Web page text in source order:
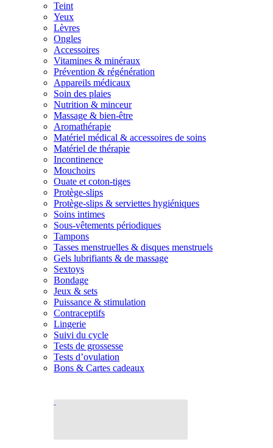
Teint
Yeux
Lèvres
Ongles
Accessoires
Vitamines & minéraux
Prévention & régénération
Appareils médicaux
Soin des plaies
Nutrition & minceur
Massage & bien-être
Aromathérapie
Matériel médical & accessoires de soins
Matériel de thérapie
Incontinence
Mouchoirs
Ouate et coton-tiges
Protège-slips
Protège-slips & serviettes hygiéniques
Soins intimes
Sous-vêtements périodiques
Tampons
Tasses menstruelles & disques menstruels
Gels lubrifiants & de massage
Sextoys
Bondage
Jeux & sets
Puissance & stimulation
Contraceptifs
Lingerie
Suivi du cycle
Tests de grossesse
Tests d’ovulation
Bons & Cartes cadeaux